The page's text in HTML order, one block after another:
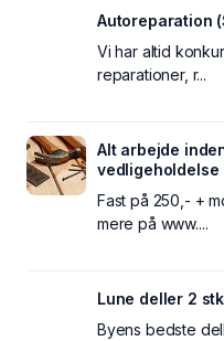
Autoreparation
Vi har altid
reparationer, r...
Alt arbejde
vedligeholdelse
Fast på 250,- +
mere på www....
Lune deller 2
Byens bedste